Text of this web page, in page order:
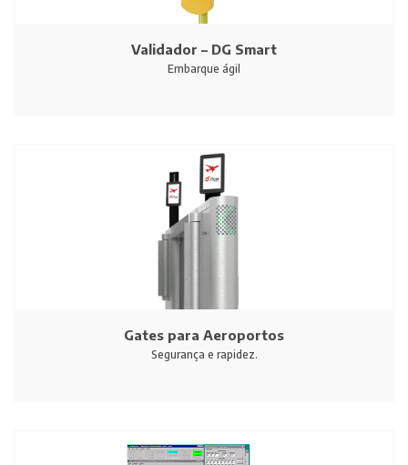
Validador – DG Smart
Embarque ágil
Gates para Aeroportos
Segurança e rapidez.